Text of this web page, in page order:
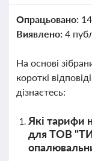
Опрацьовано:
Виявлено: 4
На основі
короткі
дізнаєтесь:
Які тарифи
для ТОВ